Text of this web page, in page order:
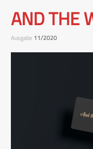
AND THE
Ausgabe 11/2020